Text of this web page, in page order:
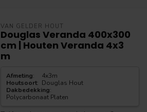
VAN GELDER HOUT
Douglas Veranda 400x300
cm | Houten Veranda 4x3
m
Afmeting:
4x3m
Houtsoort: Douglas Hout
Dakbedekking:
Polycarbonaat Platen